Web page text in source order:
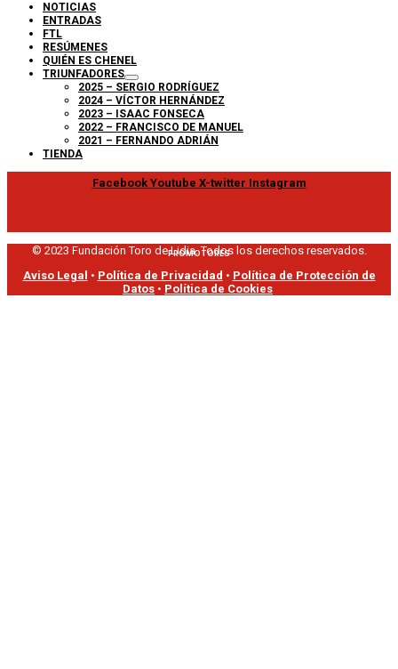
NOTICIAS
ENTRADAS
FTL
RESÚMENES
QUIÉN ES CHENEL
TRIUNFADORES
2025 – SERGIO RODRÍGUEZ
2024 – VÍCTOR HERNÁNDEZ
2023 – ISAAC FONSECA
2022 – FRANCISCO DE MANUEL
2021 – FERNANDO ADRIÁN
TIENDA
Facebook Youtube X-twitter Instagram
PROMOTORES
© 2023 Fundación Toro de Lidia. Todos los derechos reservados.
Aviso Legal • Política de Privacidad • Política de Protección de
Datos • Política de Cookies